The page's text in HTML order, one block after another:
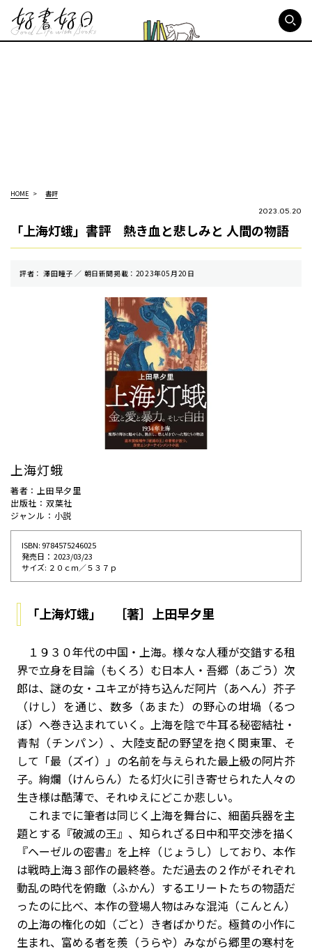
HOME 書評
2023.05.20
「上海灯蛾」書評 熱き血と悲しみと 人間の物語
評者： 澤田瞳子 ／ 朝⽇新聞掲載：2023年05月20日
上海灯蛾
著者：上田早夕里
出版社：双葉社
ジャンル：小説
ISBN: 9784575246025
発売⽇： 2023/03/23
サイズ: ２０ｃｍ／５３７ｐ
「上海灯蛾」 ［著］上田早夕里
１９３０年代の中国・上海。様々な人種が交錯する租
界で立身を目論（もくろ）む日本人・吾郷（あごう）次
郎は、謎の女・ユキヱが持ち込んだ阿片（あへん）芥子
（けし）を通じ、数多（あまた）の野心の坩堝（るつ
ぼ）へ巻き込まれていく。上海を陰で牛耳る秘密結社・
青幇（チンパン）、大陸支配の野望を抱く関東軍、そ
して「最（ズイ）」の名前を与えられた最上級の阿片芥
子。絢爛（けんらん）たる灯火に引き寄せられた人々の
生き様は酷薄で、それゆえにどこか悲しい。
これまでに筆者は同じく上海を舞台に、細菌兵器を主
題とする『破滅の王』、知られざる日中和平交渉を描く
『ヘーゼルの密書』を上梓（じょうし）しており、本作
は戦時上海３部作の最終巻。ただ過去の２作がそれぞれ
動乱の時代を俯瞰（ふかん）するエリートたちの物語だ
ったのに比べ、本作の登場人物はみな混沌（こんとん）
の上海の権化の如（ごと）き者ばかりだ。極貧の小作に
生まれ、富める者を羨（うらや）みながら郷里の寒村を